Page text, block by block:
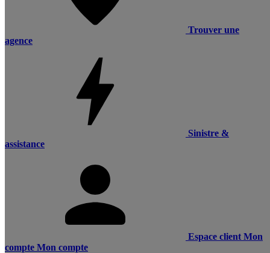
Trouver une
agence
Sinistre &
assistance
Espace client Mon
compte Mon compte